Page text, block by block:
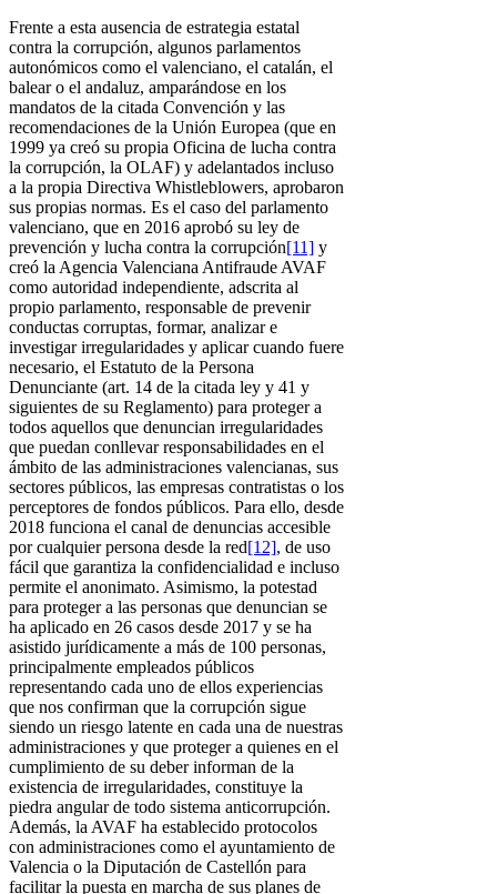
Frente a esta ausencia de estrategia estatal
contra la corrupción, algunos parlamentos
autonómicos como el valenciano, el catalán, el
balear o el andaluz, amparándose en los
mandatos de la citada Convención y las
recomendaciones de la Unión Europea (que en
1999 ya creó su propia Oficina de lucha contra
la corrupción, la OLAF) y adelantados incluso
a la propia Directiva Whistleblowers, aprobaron
sus propias normas. Es el caso del parlamento
valenciano, que en 2016 aprobó su ley de
prevención y lucha contra la corrupción[11] y
creó la Agencia Valenciana Antifraude AVAF
como autoridad independiente, adscrita al
propio parlamento, responsable de prevenir
conductas corruptas, formar, analizar e
investigar irregularidades y aplicar cuando fuere
necesario, el Estatuto de la Persona
Denunciante (art. 14 de la citada ley y 41 y
siguientes de su Reglamento) para proteger a
todos aquellos que denuncian irregularidades
que puedan conllevar responsabilidades en el
ámbito de las administraciones valencianas, sus
sectores públicos, las empresas contratistas o los
perceptores de fondos públicos. Para ello, desde
2018 funciona el canal de denuncias accesible
por cualquier persona desde la red[12], de uso
fácil que garantiza la confidencialidad e incluso
permite el anonimato. Asimismo, la potestad
para proteger a las personas que denuncian se
ha aplicado en 26 casos desde 2017 y se ha
asistido jurídicamente a más de 100 personas,
principalmente empleados públicos
representando cada uno de ellos experiencias
que nos confirman que la corrupción sigue
siendo un riesgo latente en cada una de nuestras
administraciones y que proteger a quienes en el
cumplimiento de su deber informan de la
existencia de irregularidades, constituye la
piedra angular de todo sistema anticorrupción.
Además, la AVAF ha establecido protocolos
con administraciones como el ayuntamiento de
Valencia o la Diputación de Castellón para
facilitar la puesta en marcha de sus planes de